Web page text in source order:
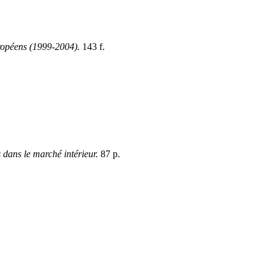
(1999-2004). 143 f.
le marché intérieur. 87 p.